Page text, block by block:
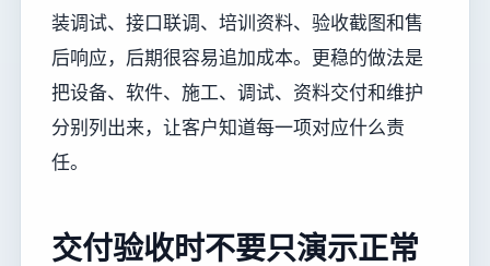
装调试、接口联调、培训资料、验收截图和售
后响应，后期很容易追加成本。更稳的做法是
把设备、软件、施工、调试、资料交付和维护
分别列出来，让客户知道每一项对应什么责
任。
交付验收时不要只演示正常